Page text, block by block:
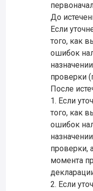
До
Если
того, как
ошибок
проверки
После
1. Если
того, как
ошибок
проверки,
момента
2. Если